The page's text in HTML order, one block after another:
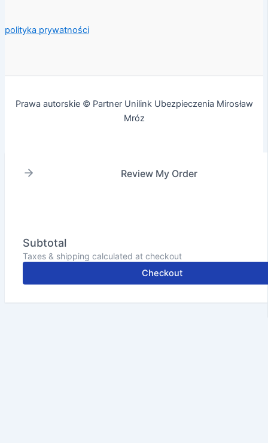
polityka prywatności
Prawa autorskie © Partner Unilink Ubezpieczenia Mirosław
Mróz
Review My Order
Subtotal
Taxes & shipping calculated at checkout
Checkout